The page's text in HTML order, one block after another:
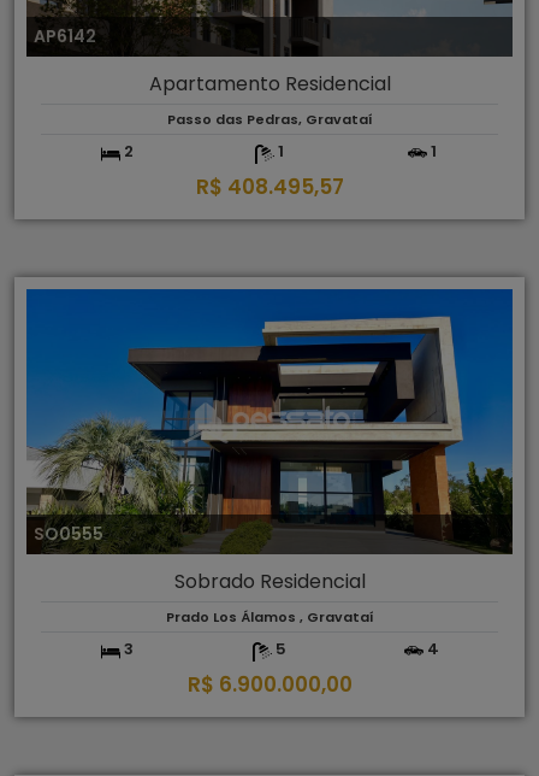
AP6142
Apartamento Residencial
Passo das Pedras, Gravataí
2 1 1
R$ 408.495,57
SO0555
Sobrado Residencial
Prado Los Álamos , Gravataí
3 5 4
R$ 6.900.000,00